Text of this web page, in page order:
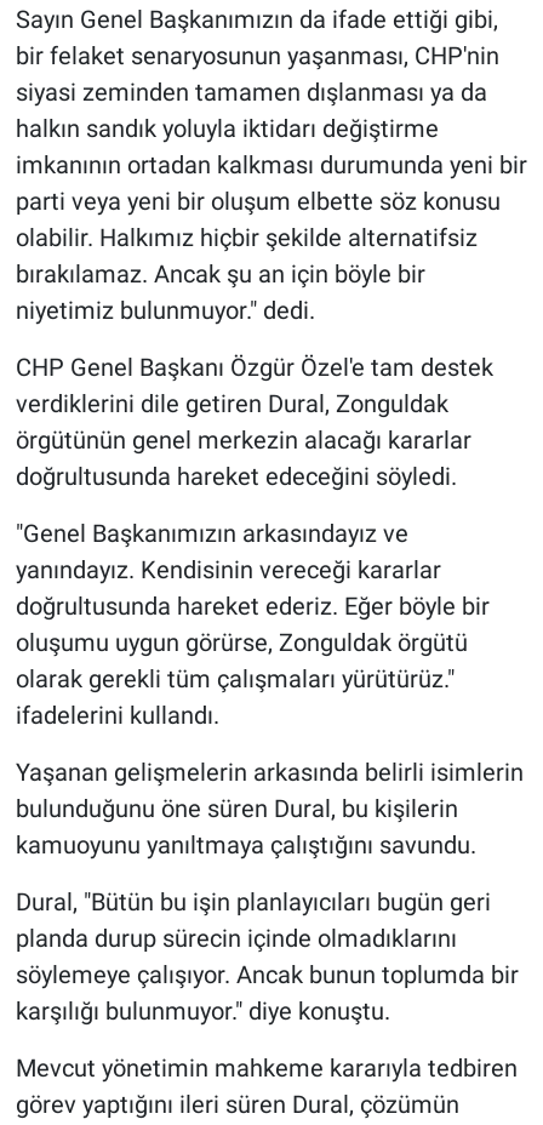
Sayın Genel Başkanımızın da ifade ettiği gibi,
bir felaket senaryosunun yaşanması, CHP'nin
siyasi zeminden tamamen dışlanması ya da
halkın sandık yoluyla iktidarı değiştirme
imkanının ortadan kalkması durumunda yeni bir
parti veya yeni bir oluşum elbette söz konusu
olabilir. Halkımız hiçbir şekilde alternatifsiz
bırakılamaz. Ancak şu an için böyle bir
niyetimiz bulunmuyor." dedi.
CHP Genel Başkanı Özgür Özel'e tam destek
verdiklerini dile getiren Dural, Zonguldak
örgütünün genel merkezin alacağı kararlar
doğrultusunda hareket edeceğini söyledi.
"Genel Başkanımızın arkasındayız ve
yanındayız. Kendisinin vereceği kararlar
doğrultusunda hareket ederiz. Eğer böyle bir
oluşumu uygun görürse, Zonguldak örgütü
olarak gerekli tüm çalışmaları yürütürüz."
ifadelerini kullandı.
Yaşanan gelişmelerin arkasında belirli isimlerin
bulunduğunu öne süren Dural, bu kişilerin
kamuoyunu yanıltmaya çalıştığını savundu.
Dural, "Bütün bu işin planlayıcıları bugün geri
planda durup sürecin içinde olmadıklarını
söylemeye çalışıyor. Ancak bunun toplumda bir
karşılığı bulunmuyor." diye konuştu.
Mevcut yönetimin mahkeme kararıyla tedbiren
görev yaptığını ileri süren Dural, çözümün